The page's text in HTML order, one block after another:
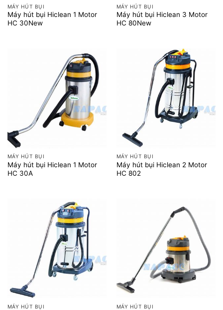
MÁY HÚT BỤI
Máy hút bụi Hiclean 1 Motor
HC 30New
MÁY HÚT BỤI
Máy hút bụi Hiclean 3 Motor
HC 80New
MÁY HÚT BỤI
Máy hút bụi Hiclean 1 Motor
HC 30A
MÁY HÚT BỤI
Máy hút bụi Hiclean 2 Motor
HC 802
MÁY HÚT BỤI MÁY HÚT BỤI